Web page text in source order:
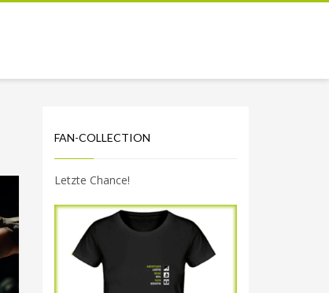
FAN-COLLECTION
Letzte Chance!